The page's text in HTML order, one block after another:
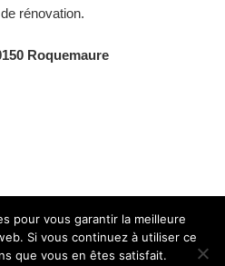
rénovation.
Roquemaure
pour vous garantir la meilleure
Si vous continuez à utiliser ce
que vous en êtes satisfait.